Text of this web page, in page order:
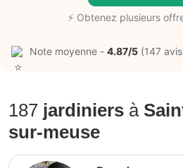
⚡ Obtenez plusieurs
Note moyenne - 4.87/5 (147
187 jardiniers à
sur-meuse